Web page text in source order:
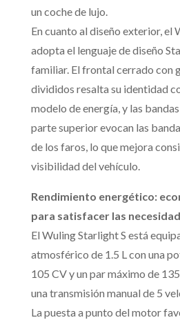
un coche de lujo.
En cuanto al diseño exterior, el
adopta el lenguaje de diseño
familiar. El frontal cerrado con
divididos resalta su identidad
modelo de energía, y las
parte superior evocan las
de los faros, lo que mejora
visibilidad del vehículo.
Rendimiento energético:
para satisfacer las
El Wuling Starlight S está
atmosférico de 1.5 L con una
105 CV y un par máximo de
una transmisión manual de 5
La puesta a punto del motor